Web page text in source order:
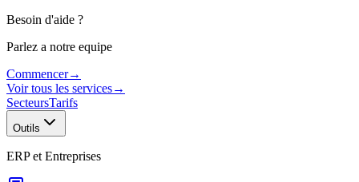
Besoin d'aide ?
Parlez a notre equipe
Commencer→
Voir tous les services→
SecteursTarifs
Outils
ERP et Entreprises